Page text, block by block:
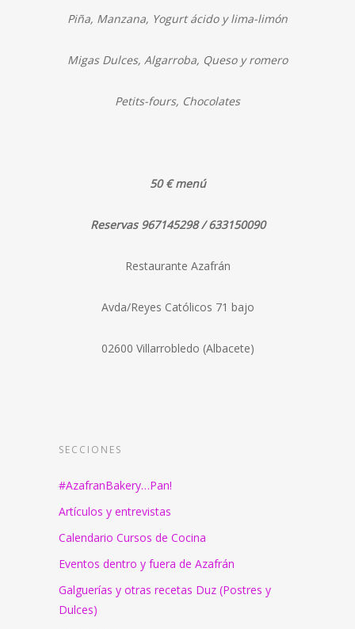
Piña, Manzana, Yogurt ácido y lima-limón
Migas Dulces, Algarroba, Queso y romero
Petits-fours, Chocolates
50 €menú
Reservas 967145298 / 633150090
Restaurante Azafrán
Avda/Reyes Católicos 71 bajo
02600 Villarrobledo (Albacete)
SECCIONES
#AzafranBakery…Pan!
Artículos y entrevistas
Calendario Cursos de Cocina
Eventos dentro y fuera de Azafrán
Galguerías y otras recetas Duz (Postres y
Dulces)